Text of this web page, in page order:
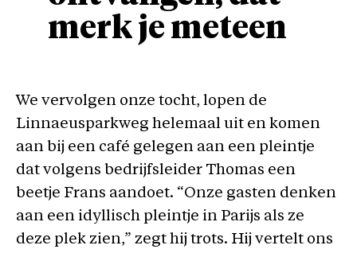
merk je meteen
We vervolgen onze tocht, lopen de
Linnaeusparkweg helemaal uit en komen
aan bij een café gelegen aan een pleintje
dat volgens bedrijfsleider Thomas een
beetje Frans aandoet. “Onze gasten denken
aan een idyllisch pleintje in Parijs als ze
deze plek zien,” zegt hij trots. Hij vertelt ons